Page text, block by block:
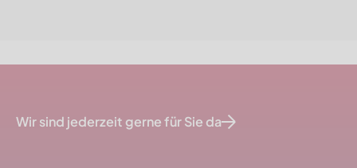
Wir sind jederzeit gerne für Sie da